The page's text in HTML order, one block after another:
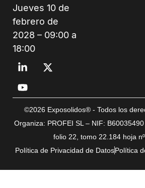
Jueves 10 de
febrero de
2028 – 09:00 a
18:00
©2026 Exposolidos® - Todos los
Organiza: PROFEI SL – NIF:
folio 22, tomo 22.184 hoja
Política de Privacidad de DatosPolítica